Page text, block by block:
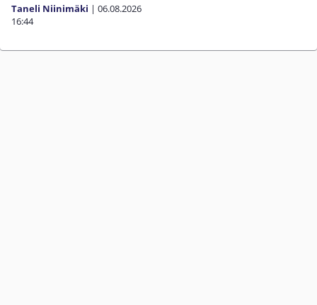
Taneli Niinimäki | 06.08.2026
16:44